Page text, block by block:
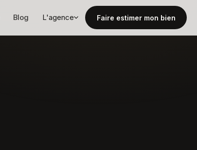
Blog L'agence Faire estimer mon bien